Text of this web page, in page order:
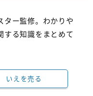
ター監修。わかりや
する知識をまとめて
いえを売る